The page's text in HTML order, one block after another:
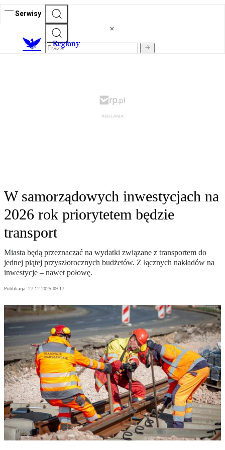
Serwisy
Regiony
W samorządowych inwestycjach na
2026 rok priorytetem będzie
transport
Miasta będą przeznaczać na wydatki związane z transportem do
jednej piątej przyszłorocznych budżetów. Z łącznych nakładów na
inwestycje – nawet połowę.
Publikacja: 27.12.2025 09:17